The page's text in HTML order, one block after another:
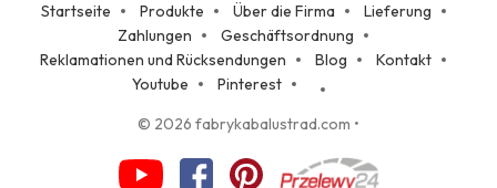
Startseite Produkte Über die Firma
Lieferung
Zahlungen
Geschäftsordnung
Reklamationen und Rücksendungen
Blog
Kontakt
Youtube
Pinterest
© 2026 fabrykabalustrad.com •